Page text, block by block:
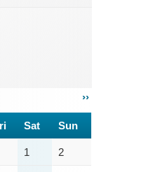
››
Sat Sun
1 2